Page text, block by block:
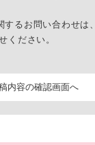
るお問い合わせは、
ください。